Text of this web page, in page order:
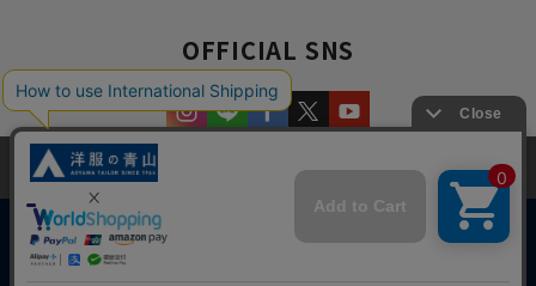
OFFICIAL SNS
当サイトでは、快適な閲覧体験とコンテンツ改善のためにCookieを使用
しています。閲覧を続けることで、Cookieの使用に同意したものとみな
します。詳細については